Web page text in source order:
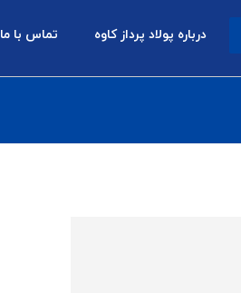
درباره پولاد پرداز کاوه تماس با ما